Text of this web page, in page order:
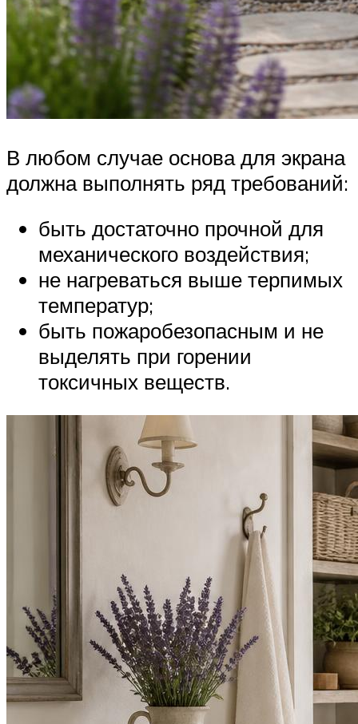
В любом случае основа для экрана
должна выполнять ряд требований:
быть достаточно прочной для
механического воздействия;
не нагреваться выше терпимых
температур;
быть пожаробезопасным и не
выделять при горении
токсичных веществ.